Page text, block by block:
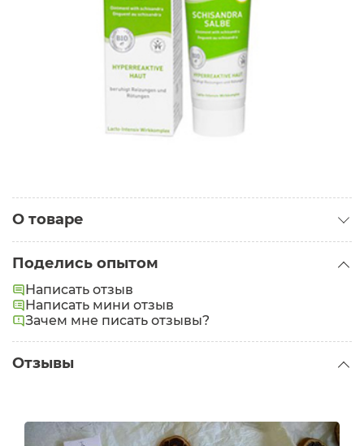
О товаре
Поделись опытом
Написать отзыв
Написать мини отзыв
Зачем мне писать отзывы?
Отзывы